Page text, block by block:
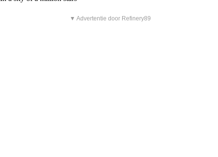
▼ Advertentie door Refinery89